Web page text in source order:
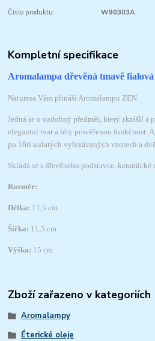
Číslo produktu: W90303A
Kompletní specifikace
Aromalampa dřevěná tmavě
Naturesa Vám přináší Aromalampu ZEN.
Jedná se o ozdobný předmět, který zkrášlí a
elegantní tvar a léty prověřenou funkčnost.
po 16ti kulatých vyřezávaných vzorech a
Skládá se s dřevěného podstavce,
Rozměr:
Délka: 11,5 cm
Šířka: 11,5 cm
Výška: 15 cm
Zboží zařazeno v kategoriích
Aromalampy
Éterické oleje